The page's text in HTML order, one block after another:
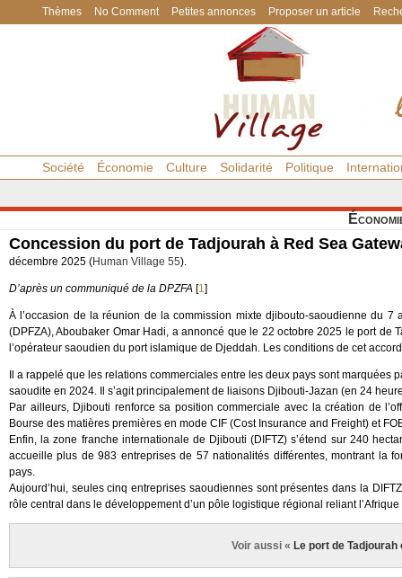
Thèmes No Comment Petites annonces Proposer un article
Société Économie Culture Solidarité Politique
Concession du port de Tadjourah à Red Sea
décembre 2025 (Human Village 55).
D’après un communiqué de la DPZFA [1]
À l’occasion de la réunion de la commission mixte djibouto-saoudienne du
(DPFZA), Aboubaker Omar Hadi, a annoncé que le 22 octobre 2025 le port de
l’opérateur saoudien du port islamique de Djeddah. Les conditions de cet
Il a rappelé que les relations commerciales entre les deux pays sont marquées
saoudite en 2024. Il s’agit principalement de liaisons Djibouti-Jazan (en 24
Par ailleurs, Djibouti renforce sa position commerciale avec la création de
Bourse des matières premières en mode CIF (Cost Insurance and Freight) et
Enfin, la zone franche internationale de Djibouti (DIFTZ) s’étend sur 240
accueille plus de 983 entreprises de 57 nationalités différentes, montrant la
pays.
Aujourd’hui, seules cinq entreprises saoudiennes sont présentes dans la
rôle central dans le développement d’un pôle logistique régional reliant
Voir aussi « Le port de Tadjourah